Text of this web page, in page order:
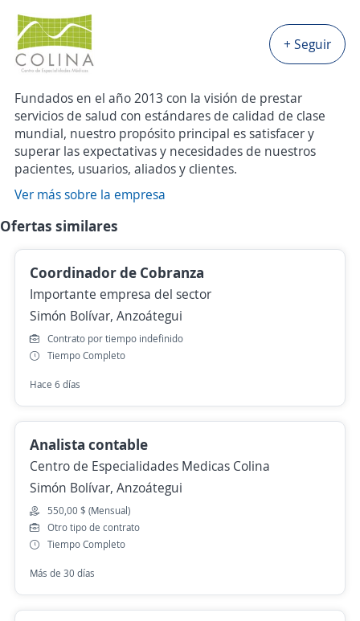
+ Seguir
Fundados en el año 2013 con la visión de prestar
servicios de salud con estándares de calidad de clase
mundial, nuestro propósito principal es satisfacer y
superar las expectativas y necesidades de nuestros
pacientes, usuarios, aliados y clientes.
Ver más sobre la empresa
Ofertas similares
Coordinador de Cobranza
Importante empresa del sector
Simón Bolívar, Anzoátegui
Contrato por tiempo indefinido
Tiempo Completo
Hace 6 días
Analista contable
Centro de Especialidades Medicas Colina
Simón Bolívar, Anzoátegui
550,00 $ (Mensual)
Otro tipo de contrato
Tiempo Completo
Más de 30 días